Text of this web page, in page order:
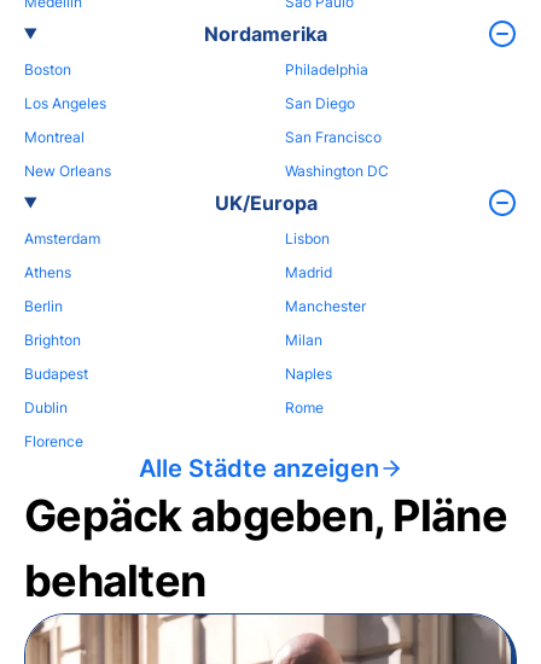
Nordamerika
Boston
Los Angeles
Montreal
New Orleans
Philadelphia
San Diego
San Francisco
Washington DC
UK/Europa
Amsterdam
Athens
Berlin
Brighton
Budapest
Dublin
Florence
Lisbon
Madrid
Manchester
Milan
Naples
Rome
Alle Städte anzeigen
Gepäck abgeben, Pläne
behalten